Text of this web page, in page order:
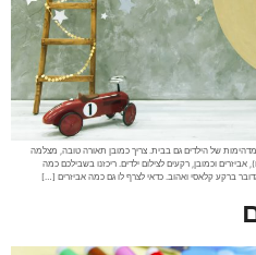
מדהימות של הילדים גם בבית. צריך כמובן תאורה טובה, מצלמה
וכמובן, רקעים לצילום ילדים. ריכזנו בשבילכם כמה
ברקע קלאסי ואהוב. כדאי לצרף לו גם כמה אביזרים […]